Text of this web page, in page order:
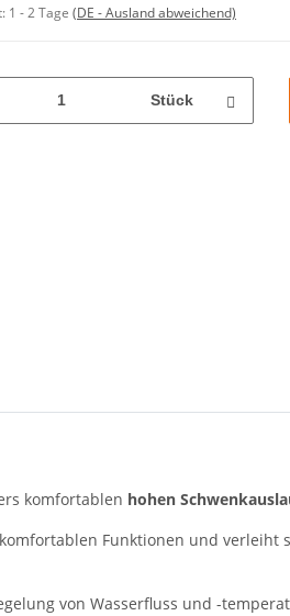
1 - 2 Tage (DE - Ausland abweichend)
Stück
komfortablen hohen
Funktionen und verleiht
von Wasserfluss und -